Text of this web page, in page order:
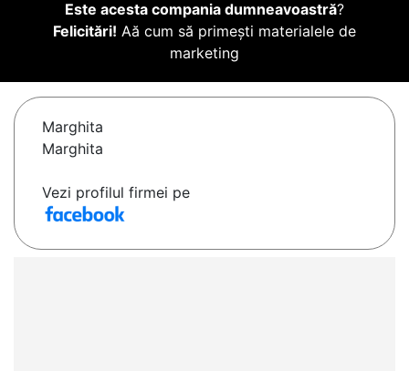
Este acesta compania dumneavoastră?
Felicitări! Aă cum să primești materialele de
marketing
Marghita
Marghita
Vezi profilul firmei pe